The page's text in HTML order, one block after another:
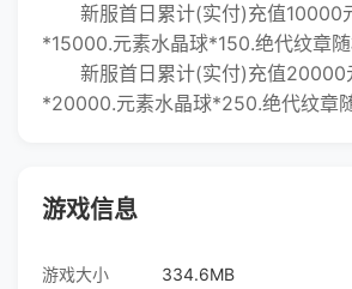
新服首日累计(实付)充值10000
*15000.元素水晶球*150.绝代纹章
新服首日累计(实付)充值20000
*20000.元素水晶球*250.绝代纹章
游戏信息
游戏大小 334.6MB